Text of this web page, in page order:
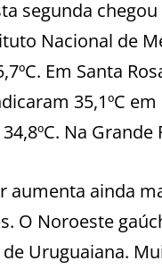
segunda
Nacional de
Em Santa
35,1ºC
Na
aumenta ainda
O Noroeste
Uruguaiana.